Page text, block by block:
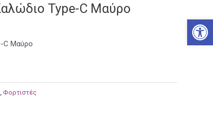
Type-C Μαύρο
C Μαύρο
Φορτιστές